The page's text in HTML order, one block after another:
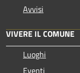
Avvisi
VIVERE IL COMUNE
Luoghi